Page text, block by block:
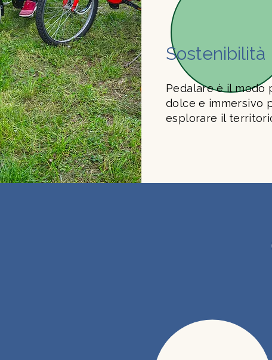
Sostenibilità
Pedalare è il modo
dolce e immersivo
esplorare il